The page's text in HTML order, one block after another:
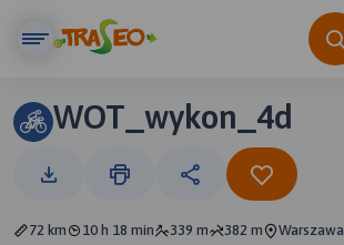
WOT_wykon_4d
72 km 10 h 18 min 339 m 382 m Warszawa